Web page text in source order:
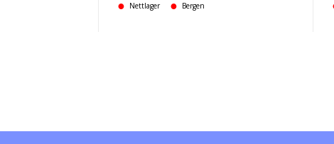
Nettlager Bergen